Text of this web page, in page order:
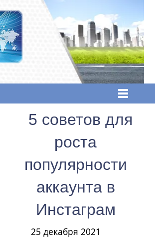
5 советов для
роста
популярности
аккаунта в
Инстаграм
25 декабря 2021